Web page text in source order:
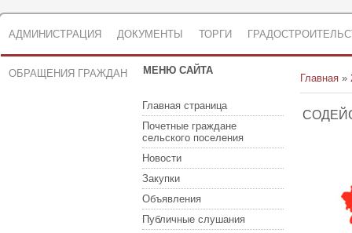
АДМИНИСТРАЦИЯ ДОКУМЕНТЫ ТОРГИ
ОБРАЩЕНИЯ ГРАЖДАН МЕНЮ САЙТА
Главная страница
Почетные граждане
сельского поселения
Новости
Закупки
Объявления
Публичные слушания
Главная »